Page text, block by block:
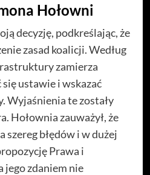
Hołowni
decyzję, podkreślając, że
zasad koalicji. Według
zamierza
ustawie i wskazać
Wyjaśnienia te zostały
Hołownia zauważył, że
błędów i w dużej
Prawa i
zdaniem nie